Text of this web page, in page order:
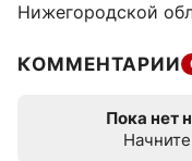
Нижегородской
КОММЕНТАРИИ
Пока нет